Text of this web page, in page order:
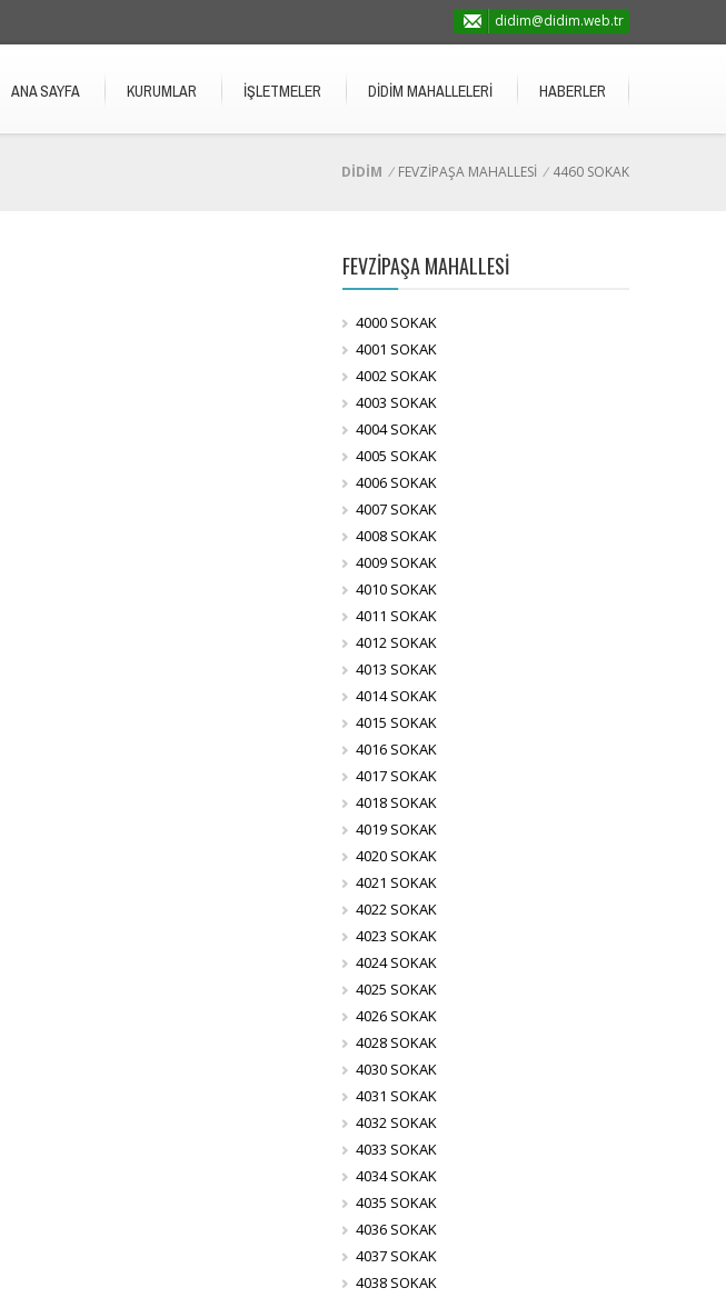
didim@didim.web.tr
ANA SAYFA KURUMLAR İŞLETMELER DİDİM MAHALLELERİ HABERLER
DİDİM / FEVZİPAŞA MAHALLESİ / 4460 SOKAK
FEVZİPAŞA MAHALLESİ
4000 SOKAK
4001 SOKAK
4002 SOKAK
4003 SOKAK
4004 SOKAK
4005 SOKAK
4006 SOKAK
4007 SOKAK
4008 SOKAK
4009 SOKAK
4010 SOKAK
4011 SOKAK
4012 SOKAK
4013 SOKAK
4014 SOKAK
4015 SOKAK
4016 SOKAK
4017 SOKAK
4018 SOKAK
4019 SOKAK
4020 SOKAK
4021 SOKAK
4022 SOKAK
4023 SOKAK
4024 SOKAK
4025 SOKAK
4026 SOKAK
4028 SOKAK
4030 SOKAK
4031 SOKAK
4032 SOKAK
4033 SOKAK
4034 SOKAK
4035 SOKAK
4036 SOKAK
4037 SOKAK
4038 SOKAK